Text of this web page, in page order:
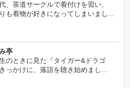
、茶道サークルで着付けを習い、
も着物が好きになってしまいまし...
亭
のときに見た『タイガー&ドラゴ
っかけに、落語を聴き始めまし...